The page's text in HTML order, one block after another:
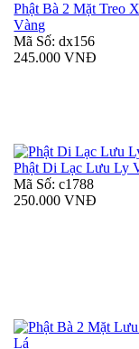
Phật Bà 2 Mặt Treo
Vàng
Mã Số: dx156
245.000 VNĐ
Phật Di Lạc Lưu Ly
Mã Số: c1788
250.000 VNĐ